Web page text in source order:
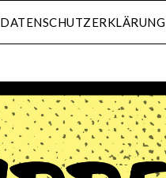
DATENSCHUTZERKLÄRUNG